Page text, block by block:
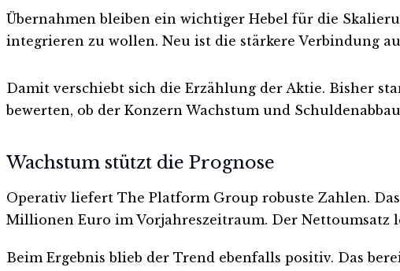
Übernahmen bleiben ein wichtiger Hebel für die
integrieren zu wollen. Neu ist die stärkere Verbindung
Damit verschiebt sich die Erzählung der Aktie. Bisher
bewerten, ob der Konzern Wachstum und
Wachstum stützt die Prognose
Operativ liefert The Platform Group robuste Zahlen.
Millionen Euro im Vorjahreszeitraum. Der Nettoumsatz
Beim Ergebnis blieb der Trend ebenfalls positiv. Das